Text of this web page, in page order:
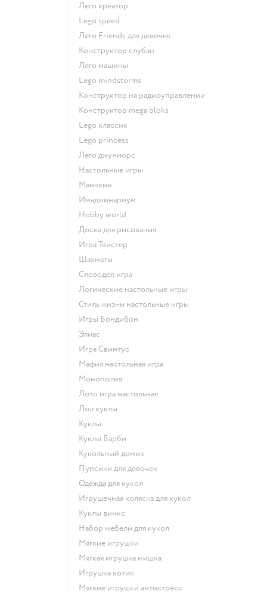
Лего креатор
Lego speed
Лего Friends для девочек
Конструктор слубан
Лего машины
Lego mindstorms
Конструктор на радиоуправлении
Конструктор mega bloks
Lego классик
Lego princess
Лего джуниорс
Настольные игры
Манчкин
Имаджинариум
Hobby world
Доска для рисования
Игра Твистер
Шахматы
Словодел игра
Логические настольные игры
Стиль жизни настольные игры
Игры Бондибон
Элиас
Игра Свинтус
Мафия настольная игра
Монополия
Лото игра настольная
Лол куклы
Куклы
Куклы Барби
Кукольный домик
Пупсики для девочек
Одежда для кукол
Игрушечная коляска для кукол
Куклы винкс
Набор мебели для кукол
Мягкие игрушки
Мягкая игрушка мишка
Игрушка котик
Мягкие игрушки антистресс